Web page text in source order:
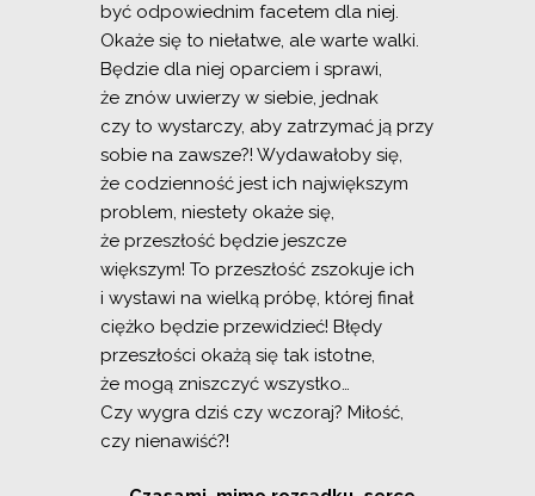
być odpowiednim facetem dla niej.
Okaże się to niełatwe, ale warte walki.
Będzie dla niej oparciem i sprawi,
że znów uwierzy w siebie, jednak
czy to wystarczy, aby zatrzymać ją przy
sobie na zawsze?! Wydawałoby się,
że codzienność jest ich największym
problem, niestety okaże się,
że przeszłość będzie jeszcze
większym! To przeszłość zszokuje ich
i wystawi na wielką próbę, której finał
ciężko będzie przewidzieć! Błędy
przeszłości okażą się tak istotne,
że mogą zniszczyć wszystko…
Czy wygra dziś czy wczoraj? Miłość,
czy nienawiść?!